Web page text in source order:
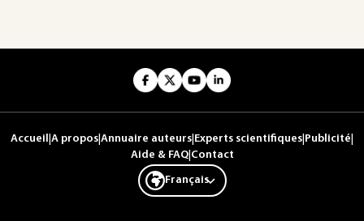
Accueil A propos Annuaire auteurs Experts scientifiques Publicité
Aide & FAQ| Contact
Français